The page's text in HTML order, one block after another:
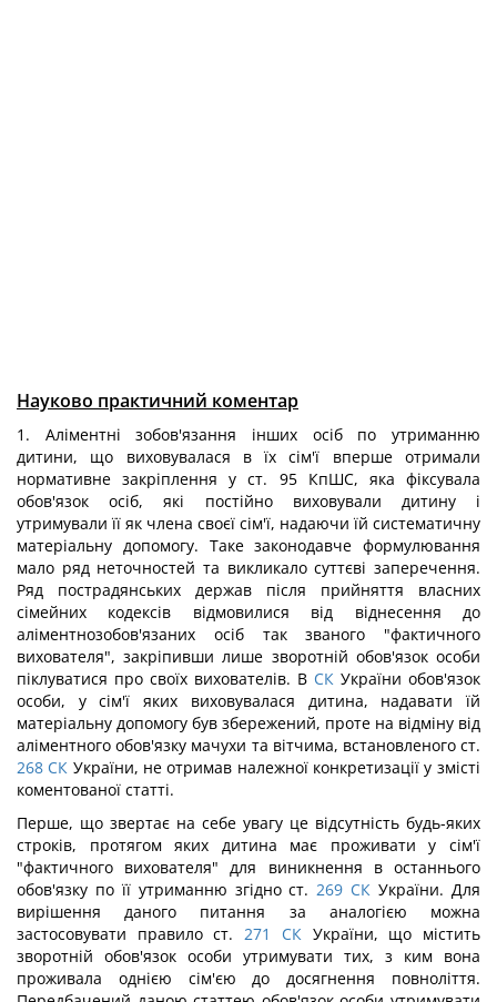
Науково практичний коментар
1. Аліментні зобов'язання інших осіб по утриманню
дитини, що виховувалася в їх сім'ї вперше отримали
нормативне закріплення у ст. 95 КпШС, яка фіксувала
обов'язок осіб, які постійно виховували дитину і
утримували її як члена своєї сім'ї, надаючи їй систематичну
матеріальну допомогу. Таке законодавче формулювання
мало ряд неточностей та викликало суттєві заперечення.
Ряд пострадянських держав після прийняття власних
сімейних кодексів відмовилися від віднесення до
аліментнозобов'язаних осіб так званого "фактичного
вихователя", закріпивши лише зворотній обов'язок особи
піклуватися про своїх вихователів. В СК України обов'язок
особи, у сім'ї яких виховувалася дитина, надавати їй
матеріальну допомогу був збережений, проте на відміну від
аліментного обов'язку мачухи та вітчима, встановленого ст.
268 СК України, не отримав належної конкретизації у змісті
коментованої статті.
Перше, що звертає на себе увагу це відсутність будь-яких
строків, протягом яких дитина має проживати у сім'ї
"фактичного вихователя" для виникнення в останнього
обов'язку по її утриманню згідно ст. 269 СК України. Для
вирішення даного питання за аналогією можна
застосовувати правило ст. 271 СКУкраїни, що містить
зворотній обов'язок особи утримувати тих, з ким вона
проживала однією сім'єю до досягнення повноліття.